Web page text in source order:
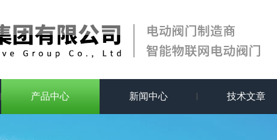
产品中心 新闻中心 技术文章